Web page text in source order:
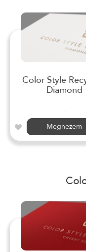
Color Style
Diamond
...
Megnézem